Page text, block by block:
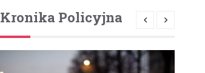
Kronika Policyjna